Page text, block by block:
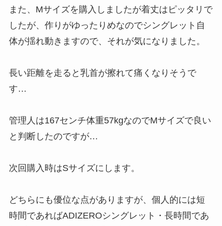
また、Mサイズを購入しましたが着丈はピッタリで
したが、作りがゆったりめなのでシングレット自
体が揺れ動きますので、それが気になりました。
長い距離を走ると乳首が擦れて痛くなりそうで
す…
管理人は167センチ体重57kgなのでMサイズで良い
と判断したのですが…
次回購入時はSサイズにします。
どちらにも優位な点がありますが、個人的には短
時間であればADIZEROシングレット・長時間であ